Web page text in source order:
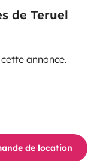
de Teruel
annonce.
de location